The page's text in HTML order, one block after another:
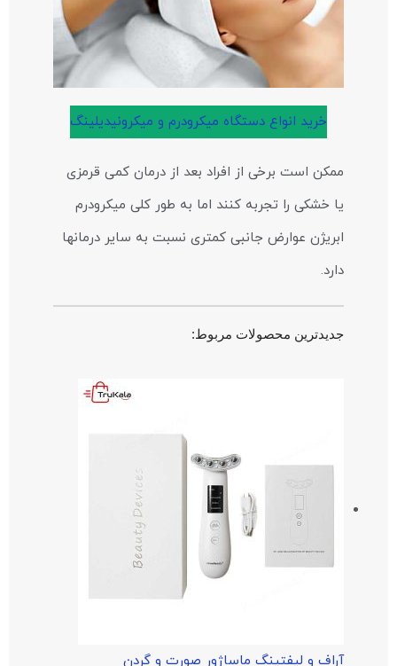
خرید انواع دستگاه میکرودرم و میکرونیدیلینگ
ممکن است برخی از افراد بعد از درمان کمی قرمزی
یا خشکی را تجربه کنند اما به طور کلی میکرودرم
ابریژن عوارض جانبی کمتری نسبت به سایر درمانها
دارد.
جدیدترین محصولات مربوط:
آراف و لیفتینگ ماساژور صورت و گردن